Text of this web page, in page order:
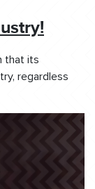
that its
regardless